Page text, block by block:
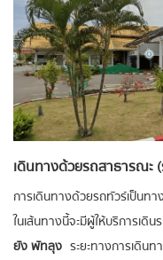
เดินทางด้วยรถสาธารณะ
การเดินทางด้วยรถทัวร์เป็นท
ในเส้นทางนี้จะมีผู้ให้บริการเดิน
ยัง พัทลุง ระยะทางการเดินท